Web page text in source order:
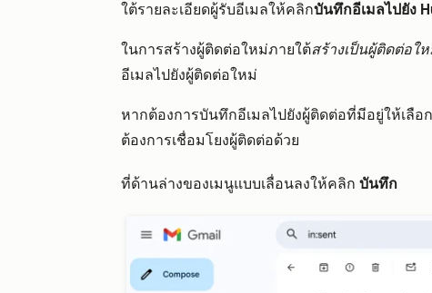
ใต้รายละเอียดผู้รับอีเมลให้คลิกบันทึกอีเมลไปยัง
ในการสร้างผู้ติดต่อใหม่ภายใต้สร้างเป็นผู้ติดต่อใ
อีเมลไปยังผู้ติดต่อใหม่
หากต้องการบันทึกอีเมลไปยังผู้ติดต่อที่มีอยู่ให้เลือ
ต้องการเชื่อมโยงผู้ติดต่อด้วย
ที่ด้านล่างของเมนูแบบเลื่อนลงให้คลิก บันทึก